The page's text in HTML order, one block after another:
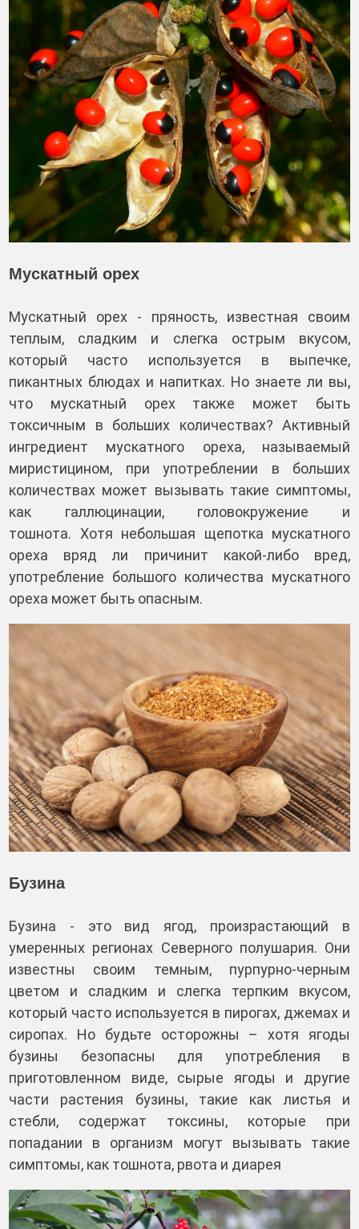
Мускатный орех
Мускатный орех - пряность, известная своим
теплым, сладким и слегка острым вкусом,
который часто используется в выпечке,
пикантных блюдах и напитках. Но знаете ли вы,
что мускатный орех также может быть
токсичным в больших количествах? Активный
ингредиент мускатного ореха, называемый
миристицином, при употреблении в больших
количествах может вызывать такие симптомы,
как галлюцинации, головокружение и
тошнота. Хотя небольшая щепотка мускатного
ореха вряд ли причинит какой-либо вред,
употребление большого количества мускатного
ореха может быть опасным.
Бузина
Бузина - это вид ягод, произрастающий в
умеренных регионах Северного полушария. Они
известны своим темным, пурпурно-черным
цветом и сладким и слегка терпким вкусом,
который часто используется в пирогах, джемах и
сиропах. Но будьте осторожны – хотя ягоды
бузины безопасны для употребления в
приготовленном виде, сырые ягоды и другие
части растения бузины, такие как листья и
стебли, содержат токсины, которые при
попадании в организм могут вызывать такие
симптомы, как тошнота, рвота и диарея